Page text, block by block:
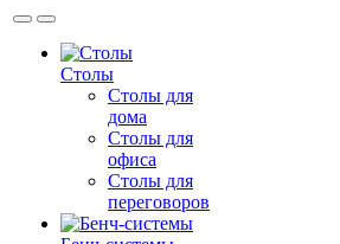
Столы
Столы для
дома
Столы для
офиса
Столы для
переговоров